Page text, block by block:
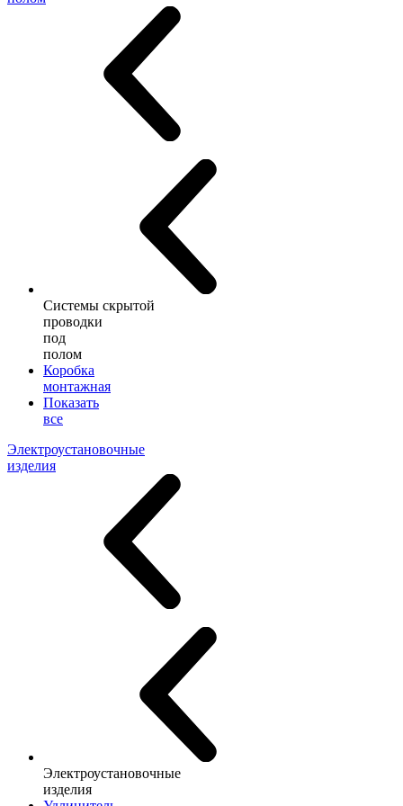
Системы скрытой
проводки
под
полом
Коробка
монтажная
Показать
все
Электроустановочные
изделия
Электроустановочные
изделия